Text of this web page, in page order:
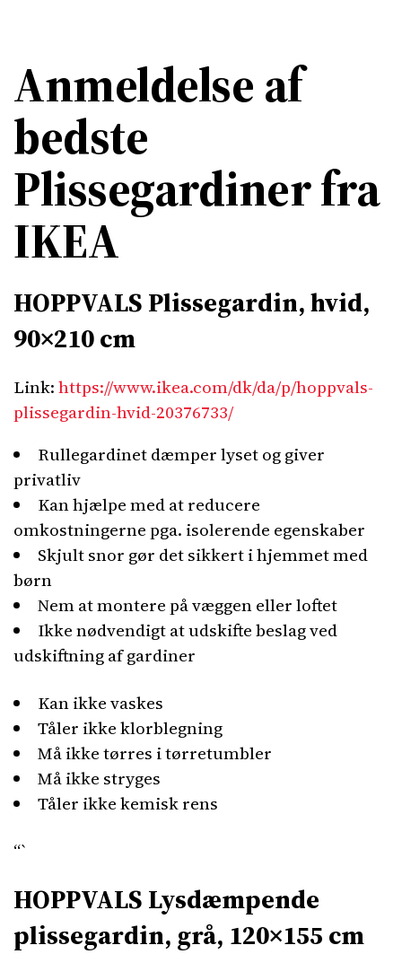
Anmeldelse af
bedste
Plissegardiner fra
IKEA
HOPPVALS Plissegardin, hvid,
90×210 cm
Link:https://www.ikea.com/dk/da/p/hoppvals-
plissegardin-hvid-20376733/
Rullegardinet dæmper lyset og giver
privatliv
Kan hjælpe med at reducere
omkostningerne pga. isolerende egenskaber
Skjult snor gør det sikkert i hjemmet med
børn
Nem at montere på væggen eller loftet
Ikke nødvendigt at udskifte beslag ved
udskiftning af gardiner
Kan ikke vaskes
Tåler ikke klorblegning
Må ikke tørres i tørretumbler
Må ikke stryges
Tåler ikke kemisk rens
“`
HOPPVALS Lysdæmpende
plissegardin, grå, 120×155 cm